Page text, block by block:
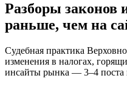
Разборы
раньше, чем на
Судебная практика
изменения в налогах,
инсайты рынка — 3–4 поста